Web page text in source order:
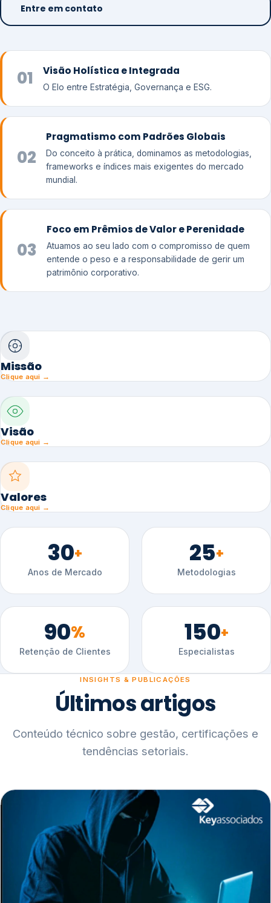
Entre em contato
01 Visão Holística e Integrada
O Elo entre Estratégia, Governança e ESG.
02
Pragmatismo com Padrões Globais
Do conceito à prática, dominamos as metodologias,
frameworks e índices mais exigentes do mercado
mundial.
03
Foco em Prêmios de Valor e Perenidade
Atuamos ao seu lado com o compromisso de quem
entende o peso e a responsabilidade de gerir um
patrimônio corporativo.
Missão
Clique aqui →
Visão
Clique aqui →
Valores
Clique aqui →
30+
Anos de Mercado
25+
Metodologias
90%
Retenção de Clientes
150+
Especialistas
INSIGHTS & PUBLICAÇÕES
Últimos artigos
Conteúdo técnico sobre gestão, certificações e
tendências setoriais.